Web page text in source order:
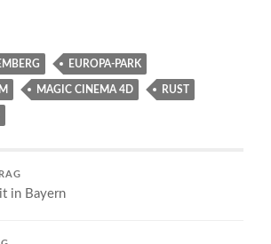
EUROPA-PARK
MAGIC CINEMA 4D RUST
in Bayern